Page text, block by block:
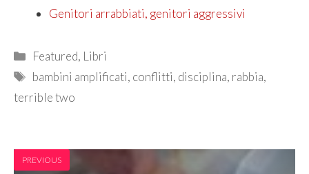
Genitori arrabbiati, genitori aggressivi
Categories
Featured, Libri
Tags
bambini amplificati, conflitti, disciplina, rabbia,
terrible two
PREVIOUS